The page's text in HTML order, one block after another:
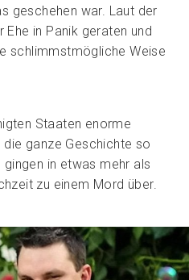
geschehen war. Laut der
in Panik geraten und
schlimmstmögliche Weise
Staaten enorme
ganze Geschichte so
in etwas mehr als
zu einem Mord über.